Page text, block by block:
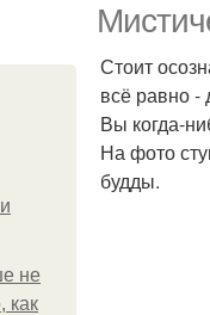
не
как
Стоит
всё равно -
Вы когда-
На фото
будды.